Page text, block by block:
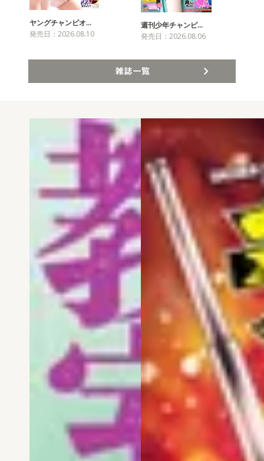
ヤングチャンピオ…
発売日：2026.08.10
週刊少年チャンピ…
発売日：2026.08.06